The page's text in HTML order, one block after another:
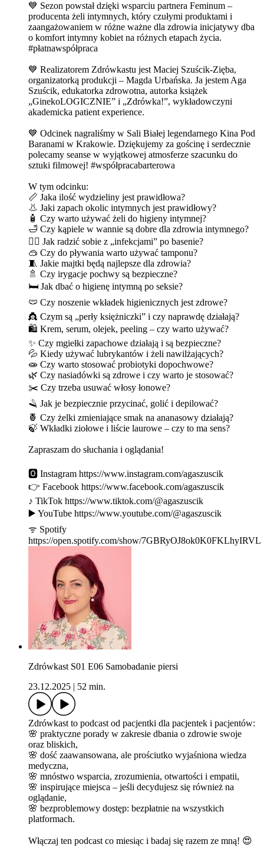
💙 Sezon powstał dzięki wsparciu partnera Feminum –
producenta żeli intymnych, który czułymi produktami i
zaangażowaniem w różne ważne dla zdrowia inicjatywy dba
o komfort intymny kobiet na różnych etapach życia.
#płatnawspółpraca
💙 Realizatorem Zdrówkastu jest Maciej Szuścik-Zięba,
organizatorką produkcji – Magda Urbańska. Ja jestem Aga
Szuścik, edukatorka zdrowotna, autorka książek
„GinekoLOGICZNIE” i „Zdrówka!”, wykładowczyni
akademicka patient experience.
💙 Odcinek nagraliśmy w Sali Białej legendarnego Kina Pod
Baranami w Krakowie. Dziękujemy za gościnę i serdecznie
polecamy seanse w wyjątkowej atmosferze szacunku do
sztuki filmowej! #współpracabarterowa
W tym odcinku:
📏 Jaka ilość wydzieliny jest prawidłowa?
👃 Jaki zapach okolic intymnych jest prawidłowy?
🧴 Czy warto używać żeli do higieny intymnej?
🛁 Czy kąpiele w wannie są dobre dla zdrowia intymnego?
🏊‍♀️ Jak radzić sobie z „infekcjami” po basenie?
🥽 Czy do pływania warto używać tamponu?
🧵 Jakie majtki będą najlepsze dla zdrowia?
🚿 Czy irygacje pochwy są bezpieczne?
🛏️ Jak dbać o higienę intymną po seksie?
🩲 Czy noszenie wkładek higienicznych jest zdrowe?
👸 Czym są „perły księżniczki” i czy naprawdę działają?
🛍️ Krem, serum, olejek, peeling – czy warto używać?
✨ Czy mgiełki zapachowe działają i są bezpieczne?
💦 Kiedy używać lubrykantów i żeli nawilżających?
🧫 Czy warto stosować probiotyki dopochwowe?
🌿 Czy nasiadówki są zdrowe i czy warto je stosować?
✂️ Czy trzeba usuwać włosy łonowe?
🪒 Jak je bezpiecznie przycinać, golić i depilować?
🍍 Czy żelki zmieniające smak na ananasowy działają?
🍃 Wkładki ziołowe i liście laurowe – czy to ma sens?
Zapraszam do słuchania i oglądania!
🅾 Instagram https://www.instagram.com/agaszuscik
👉 Facebook https://www.facebook.com/agaszuscik
♪ TikTok https://www.tiktok.com/@agaszuscik
▶️ YouTube https://www.youtube.com/@agaszuscik
ᯤ Spotify
https://open.spotify.com/show/7GBRyOJ8ok0K0FKLhyIRVL
Zdrówkast S01 E06 Samobadanie piersi
23.12.2025
52 min.
Zdrówkast to podcast od pacjentki dla pacjentek i pacjentów:
🌸 praktyczne porady w zakresie dbania o zdrowie swoje
oraz bliskich,
🌸 dość zaawansowana, ale prościutko wyjaśniona wiedza
medyczna,
🌸 mnóstwo wsparcia, zrozumienia, otwartości i empatii,
🌸 inspirujące miejsca – jeśli decydujesz się również na
oglądanie,
🌸 bezproblemowy dostęp: bezpłatnie na wszystkich
platformach.
Włączaj ten podcast co miesiąc i badaj się razem ze mną! 😍